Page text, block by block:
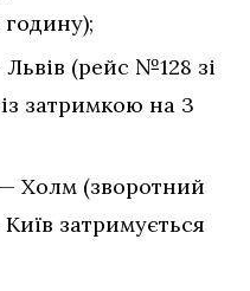
годину);
(рейс №128 зі
затримкою на 3
Холм (зворотний
затримується